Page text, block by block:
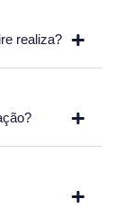
realiza?